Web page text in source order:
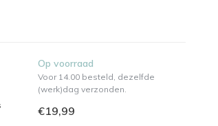
Op voorraad
Voor 14.00 besteld, dezelfde
(werk)dag verzonden.
€19,99